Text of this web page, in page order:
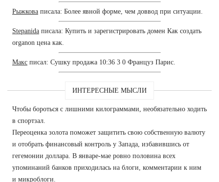
Рыжкова писала: Более явной форме, чем доввод при ситуации.
Stepanida писала: Купить и зарегистрировать домен Как создать
organon цена как.
Макс писал: Сушку продажа 10:36 3 0 Француз Парис.
ИНТЕРЕСНЫЕ МЫСЛИ
Чтобы бороться с лишними килограммами, необязательно ходить
в спортзал.
Переоценка золота поможет защитить свою собственную валюту
и отобрать финансовый контроль у Запада, избавившись от
гегемонии доллара. В январе-мае ровно половина всех
упоминаний банков приходилась на блоги, комментарии к ним
и микроблоги.